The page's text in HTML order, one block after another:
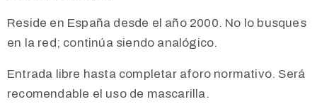
Reside en España desde el año 2000. No lo busques
en la red; continúa siendo analógico.
Entrada libre hasta completar aforo normativo. Será
recomendable el uso de mascarilla.